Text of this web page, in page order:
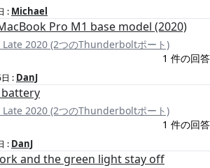
: Michael
Pro M1 base model (2020)
Late 2020 (2つのThunderboltポート)
1 件の回答
: DanJ
Late 2020 (2つのThunderboltポート)
1 件の回答
: DanJ
and the green light stay off